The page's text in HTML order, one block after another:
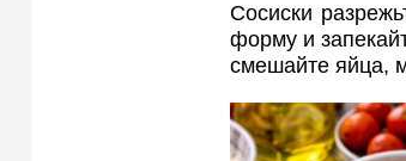
Сосиски
форму и
смешайте яйца,